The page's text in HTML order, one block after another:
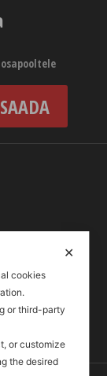
✕
cookies
or third-party
or customize
the desired